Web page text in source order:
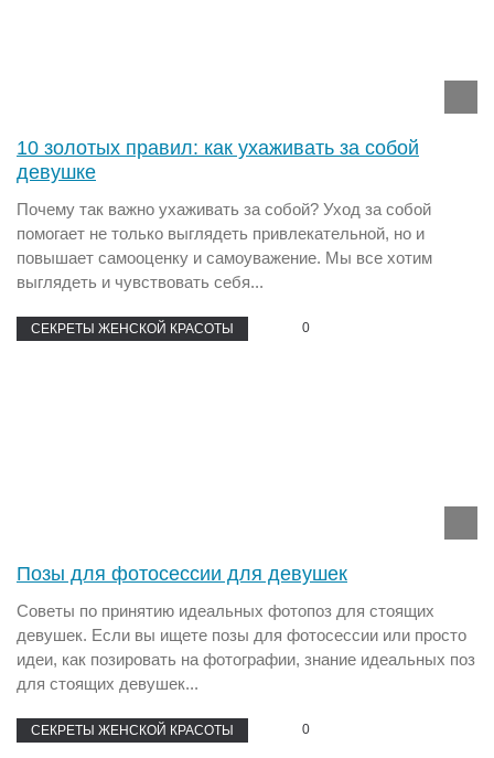
10 золотых правил: как ухаживать за собой
девушке
Почему так важно ухаживать за собой? Уход за собой
помогает не только выглядеть привлекательной, но и
повышает самооценку и самоуважение. Мы все хотим
выглядеть и чувствовать себя...
СЕКРЕТЫ ЖЕНСКОЙ КРАСОТЫ 0
Позы для фотосессии для девушек
Советы по принятию идеальных фотопоз для стоящих
девушек. Если вы ищете позы для фотосессии или просто
идеи, как позировать на фотографии, знание идеальных поз
для стоящих девушек...
СЕКРЕТЫ ЖЕНСКОЙ КРАСОТЫ 0